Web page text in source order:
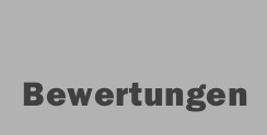
Bewertungen